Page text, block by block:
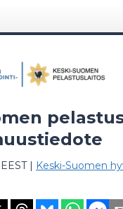
| Keski-Suomen